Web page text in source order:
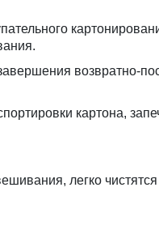
возвратно-
картона,
легко чистятся